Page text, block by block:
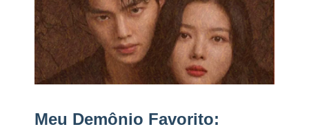
Meu Demônio Favorito: